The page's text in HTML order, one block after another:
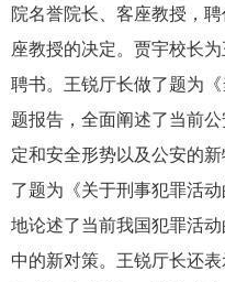
院名誉院长、客座教授，
座教授的决定。贾宇校长
聘书。王锐厅长做了题为
题报告，全面阐述了当前
定和安全形势以及公安的
了题为《关于刑事犯罪活
地论述了当前我国犯罪活
中的新对策。王锐厅长还